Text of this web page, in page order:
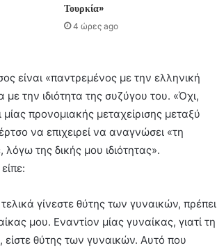
Τουρκία»
4 ώρες ago
είναι «παντρεμένος με την ελληνική
την ιδιότητα της συζύγου του. «Όχι,
προνομιακής μεταχείρισης μεταξύ
να επιχειρεί να αναγνώσει «τη
της δικής μου ιδιότητας».
γίνεστε θύτης των γυναικών, πρέπει
μου. Εναντίον μίας γυναίκας, γιατί τη
θύτης των γυναικών. Αυτό που